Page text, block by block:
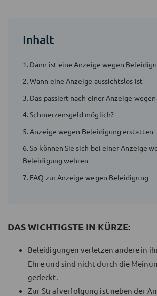
Inhalt
1. Dann ist eine Anzeige wegen
2. Wann eine Anzeige aussichtslos ist
3. Das passiert nach einer Anzeige
4. Schmerzensgeld möglich?
5. Anzeige wegen Beleidigung erstatten
6. So können Sie sich bei einer Anzeige
Beleidigung wehren
7. FAQ zur Anzeige wegen Beleidigung
DAS WICHTIGSTE IN KÜRZE:
Beleidigungen verletzen andere in
Ehre und sind nicht durch die
gedeckt.
Zur Strafverfolgung ist neben der